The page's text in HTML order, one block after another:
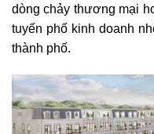
dòng chảy thương mại
tuyến phố kinh doanh
thành phố.